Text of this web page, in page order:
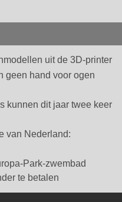
uit de 3D-printer
geen hand voor ogen
kunnen dit jaar twee keer
van Nederland:
Park-zwembad
te betalen